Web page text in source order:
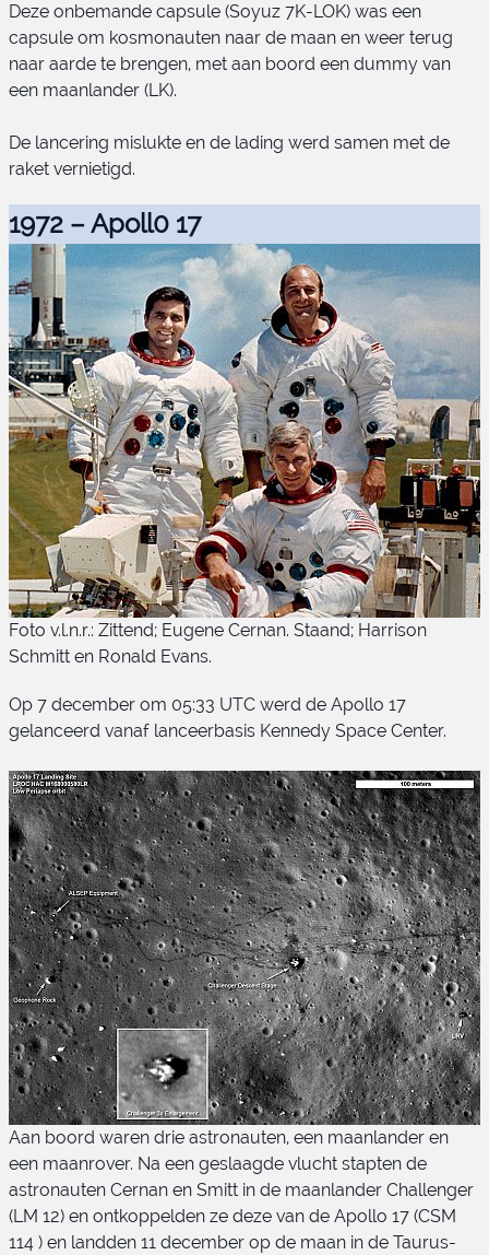
Deze onbemande capsule (Soyuz 7K-LOK) was een
capsule om kosmonauten naar de maan en weer terug
naar aarde te brengen, met aan boord een dummy van
een maanlander (LK).
De lancering mislukte en de lading werd samen met de
raket vernietigd.
1972 – Apoll0 17
Apollo 17 bemanning
Foto v.l.n.r.: Zittend; Eugene Cernan. Staand; Harrison
Schmitt en Ronald Evans.
Op 7 december om 05:33 UTC werd de Apollo 17
gelanceerd vanaf lanceerbasis Kennedy Space Center.
Aan boord waren drie astronauten, een maanlander en
een maanrover. Na een geslaagde vlucht stapten de
astronauten Cernan en Smitt in de maanlander Challenger
(LM 12) en ontkoppelden ze deze van de Apollo 17 (CSM
114 ) en landden 11 december op de maan in de Taurus-